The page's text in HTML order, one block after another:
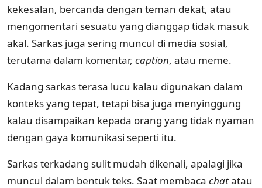
kekesalan, bercanda dengan teman dekat, atau
mengomentari sesuatu yang dianggap tidak masuk
akal. Sarkas juga sering muncul di media sosial,
terutama dalam komentar, caption, atau meme.
Kadang sarkas terasa lucu kalau digunakan dalam
konteks yang tepat, tetapi bisa juga menyinggung
kalau disampaikan kepada orang yang tidak nyaman
dengan gaya komunikasi seperti itu.
Sarkas terkadang sulit mudah dikenali, apalagi jika
muncul dalam bentuk teks. Saat membaca chatatau